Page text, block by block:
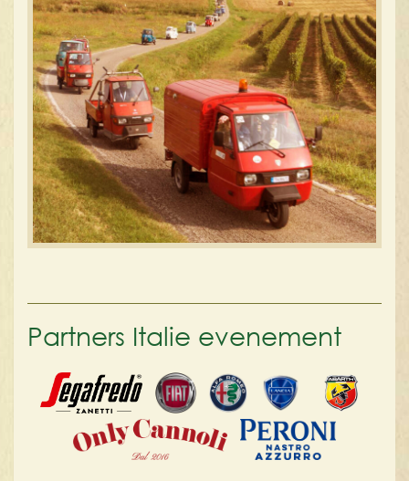
Partners Italie evenement